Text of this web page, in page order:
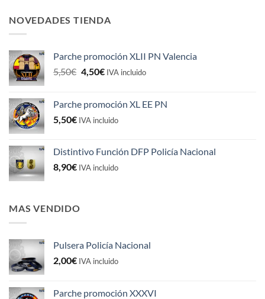
NOVEDADES TIENDA
Parche promoción XLII PN Valencia
5,50€ El
era:
5,50€.
4,50€El
es:
4,50€.
IVA incluido
Parche promoción XL EE PN
5,50€ IVA incluido
Distintivo Función DFP Policía Nacional
8,90€ IVA incluido
MAS VENDIDO
Pulsera Policía Nacional
2,00€ IVA incluido
Parche promoción XXXVI